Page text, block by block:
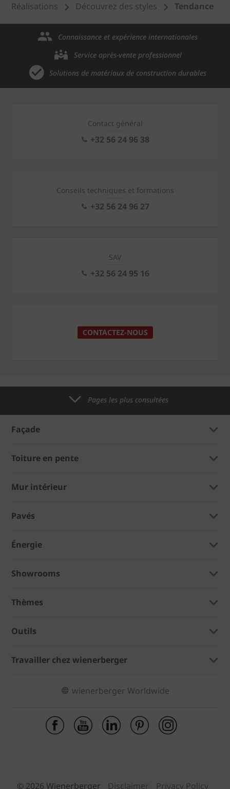
Réalisations Découvrez des styles Tendance
Connaissance et expérience internationales
Service après-vente professionnel
Solutions de matériaux de construction durables
Contact général
+32 56 24 96 38
Conseils techniques et formations
+32 56 24 96 27
SAV
+32 56 24 95 16
CONTACTEZ-NOUS
Pages les plus consultées
Façade
Toiture en pente
Mur intérieur
Pavés
Énergie
Showrooms
Thèmes
Outils
Travailler chez wienerberger
wienerberger Worldwide
© 2026 Wienerberger Disclaimer Privacy Policy